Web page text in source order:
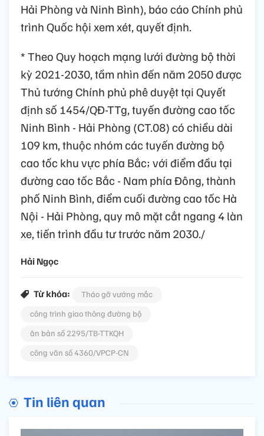
Hải Phòng và Ninh Bình), báo cáo Chính phủ
trình Quốc hội xem xét, quyết định.
* Theo Quy hoạch mạng lưới đường bộ thời
kỳ 2021-2030, tầm nhìn đến năm 2050 được
Thủ tướng Chính phủ phê duyệt tại Quyết
định số 1454/QĐ-TTg, tuyến đường cao tốc
Ninh Bình - Hải Phòng (CT.08) có chiều dài
109 km, thuộc nhóm các tuyến đường bộ
cao tốc khu vực phía Bắc; với điểm đầu tại
đường cao tốc Bắc - Nam phía Đông, thành
phố Ninh Bình, điểm cuối đường cao tốc Hà
Nội - Hải Phòng, quy mô mặt cắt ngang 4 làn
xe, tiến trình đầu tư trước năm 2030./
Hải Ngọc
Từ khóa:
Tháo gỡ vướng mắc
công trình giao thông đường bộ
ăn bản số 2295/TB-TTKQH
công văn số 4360/VPCP-CN
Tin liên quan